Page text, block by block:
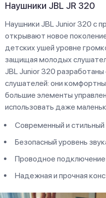
Наушники JBL JR 320
Наушники JBL Junior 320 с
открывают новое
детских ушей уровне
защищая молодых
JBL Junior 320
слушателей: они
большие элементы
использовать даже
Современный и стильный
Безопасный уровень
Проводное подключение
Надежная и прочная